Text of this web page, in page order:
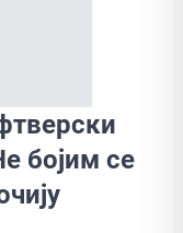
бојим се